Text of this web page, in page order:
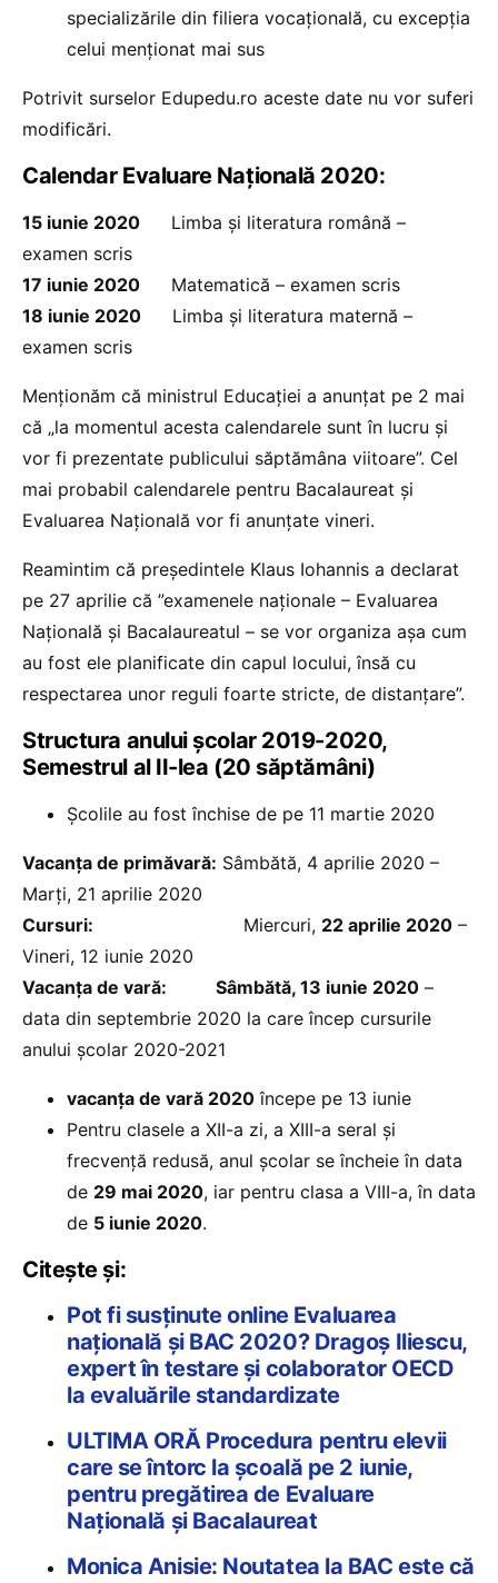
specializările din filiera vocațională, cu excepția
celui menționat mai sus
Potrivit surselor Edupedu.ro aceste date nu vor suferi
modificări.
Calendar Evaluare Națională 2020:
15 iunie 2020 Limba şi literatura română –
examen scris
17 iunie 2020 Matematică – examen scris
18 iunie 2020 Limba şi literatura maternă –
examen scris
Menționăm că ministrul Educației a anunțat pe 2 mai
că „la momentul acesta calendarele sunt în lucru și
vor fi prezentate publicului săptămâna viitoare”. Cel
mai probabil calendarele pentru Bacalaureat și
Evaluarea Națională vor fi anunțate vineri.
Reamintim că președintele Klaus Iohannis a declarat
pe 27 aprilie că ”examenele naționale – Evaluarea
Națională și Bacalaureatul – se vor organiza așa cum
au fost ele planificate din capul locului, însă cu
respectarea unor reguli foarte stricte, de distanțare”.
Structura anului școlar 2019-2020,
Semestrul al II-lea (20 săptămâni)
Școlile au fost închise de pe 11 martie 2020
Vacanţa de primăvară: Sâmbătă, 4 aprilie 2020 –
Marți, 21 aprilie 2020
Cursuri: Miercuri, 22 aprilie 2020 –
Vineri, 12 iunie 2020
Vacanţa de vară: Sâmbătă, 13 iunie 2020 –
data din septembrie 2020 la care încep cursurile
anului școlar 2020-2021
vacanţa de vară 2020 începe pe 13 iunie
Pentru clasele a XII-a zi, a XIII-a seral şi
frecvenţă redusă, anul şcolar se încheie în data
de 29 mai 2020, iar pentru clasa a VIII-a, în data
de 5 iunie 2020.
Citește și:
Pot fi susținute online Evaluarea
națională și BAC 2020? Dragoș Iliescu,
expert în testare și colaborator OECD
la evaluările standardizate
ULTIMA ORĂ Procedura pentru elevii
care se întorc la școală pe 2 iunie,
pentru pregătirea de Evaluare
Națională și Bacalaureat
Monica Anisie: Noutatea la BAC este că